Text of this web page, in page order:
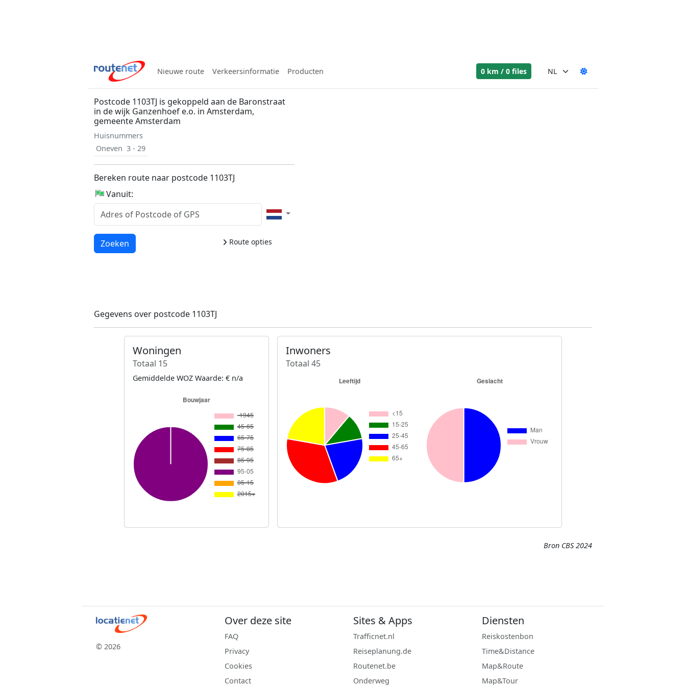
Nieuwe route Verkeersinformatie Producten 0 km / 0 files
Postcode 1103TJ is gekoppeld aan de Baronstraat
in de wijk Ganzenhoef e.o. in Amsterdam,
gemeente Amsterdam
Huisnummers
Oneven 3 - 29
Bereken route naar postcode 1103TJ
Vanuit:
Route opties
Laden...
Zoeken
Gegevens over postcode 1103TJ
Woningen
Totaal 15
Gemiddelde WOZ Waarde: € n/a
Inwoners
Totaal 45
Bron CBS 2024
© 2026
Over deze site
FAQ
Privacy
Cookies
Contact
Sites & Apps
Trafficnet.nl
Reiseplanung.de
Routenet.be
Onderweg
Diensten
Reiskostenbon
Time&Distance
Map&Route
Map&Tour